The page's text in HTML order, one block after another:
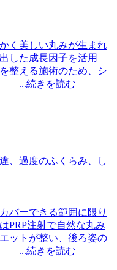
く美しい丸みが生まれ
した成長因子を活用
整える施術のため、シ
...続きを読む
、過度のふくらみ、し
バーできる範囲に限り
PRP注射で自然な丸み
ットが整い、後ろ姿の
...続きを読む